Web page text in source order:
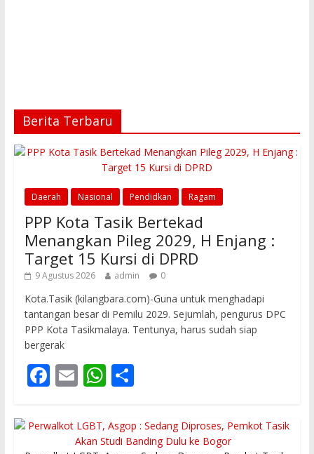
Berita Terbaru
Daerah Nasional Pendidkan Ragam
PPP Kota Tasik Bertekad
Menangkan Pileg 2029, H Enjang :
Target 15 Kursi di DPRD
9 Agustus 2026 admin 0
Kota.Tasik (kilangbara.com)-Guna untuk menghadapi
tantangan besar di Pemilu 2029. Sejumlah, pengurus DPC
PPP Kota Tasikmalaya. Tentunya, harus sudah siap
bergerak
F
e
E
ai
l
W
at
s
S
ar
e